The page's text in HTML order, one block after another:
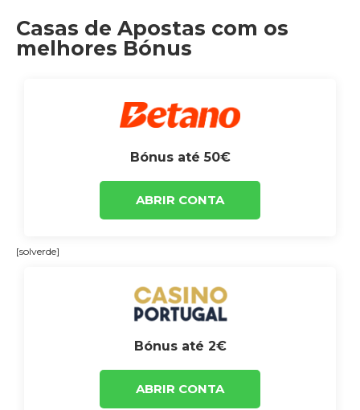
Casas de Apostas com os
melhores Bónus
Bónus até 50€
ABRIR CONTA
[solverde]
Bónus até 2€
ABRIR CONTA